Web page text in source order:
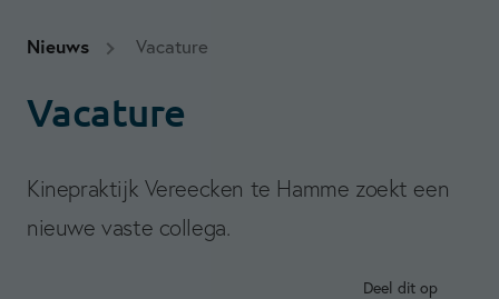
Nieuws Vacature
Vacature
Kinepraktijk Vereecken te Hamme zoekt een
nieuwe vaste collega.
Deel dit op